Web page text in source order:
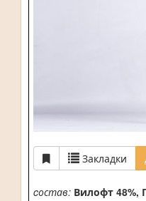
Закладки
cостав: Вилофт 48%,